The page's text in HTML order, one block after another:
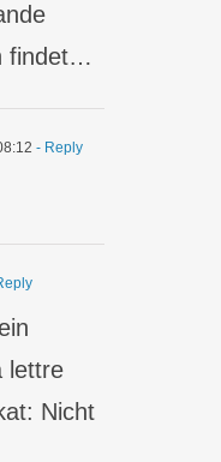
findet…
- Reply
lettre
Nicht